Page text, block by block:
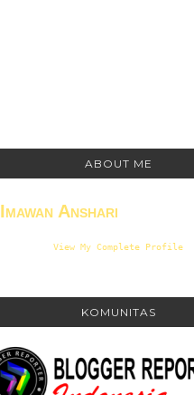
ABOUT ME
Imawan Anshari
View My Complete Profile
KOMUNITAS